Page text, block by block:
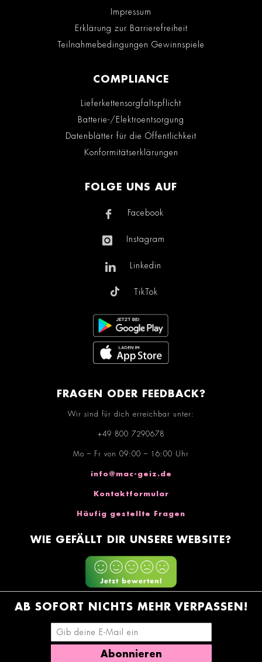
Impressum
Erklärung zur Barrierefreiheit
Teilnahmebedingungen Gewinnspiele
COMPLIANCE
Lieferkettensorgfaltspflicht
Batterie-/Elektroentsorgung
Datenblätter für die Öffentlichkeit
Konformitätserklärungen
FOLGE UNS AUF
Facebook
Instagram
Linkedin
TikTok
FRAGEN ODER FEEDBACK?
Wir sind für dich erreichbar unter:
+49 800 7290678
Mo – Fr von 09:00 – 16:00 Uhr
info@mac-geiz.de
Kontaktformular
Häufig gestellte Fragen
WIE GEFÄLLT DIR UNSERE WEBSITE?
AB SOFORT NICHTS MEHR VERPASSEN!
E-Mail-Adresse eingeben
Abonnieren